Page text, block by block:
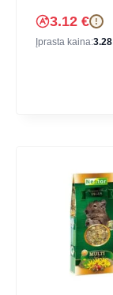
3.12 € !
Įprasta kaina:3.28